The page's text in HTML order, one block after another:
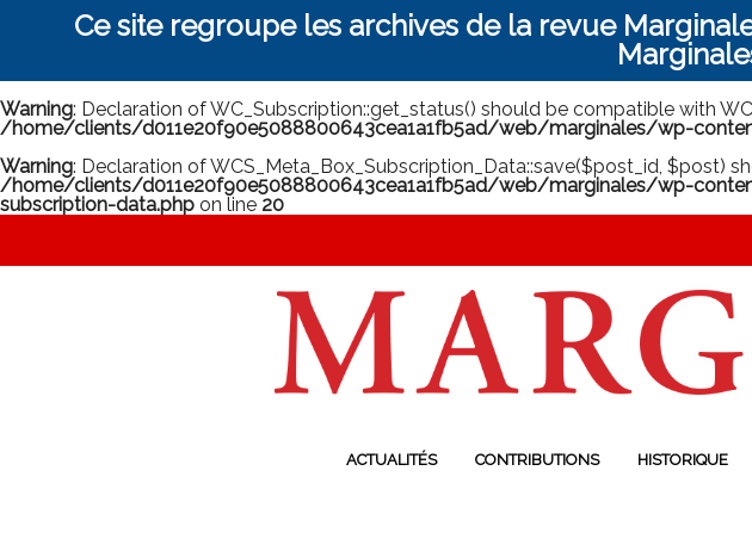
Ce site regroupe les archives de la revue
Warning: Declaration of WC_Subscription::get_status() should be compatible with
/home/clients/d011e20f90e5088800643cea1a1fb5ad/web/marginales/wp-
Warning: Declaration of WCS_Meta_Box_Subscription_Data::save($post_id, $post)
/home/clients/d011e20f90e5088800643cea1a1fb5ad/web/marginales/wp-
subscription-data.php on line 20
ACTUALITÉS CONTRIBUTIONS HISTORIQUE